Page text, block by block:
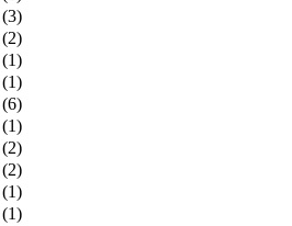
(3)
(2)
(1)
(1)
(6)
(1)
(2)
(2)
(1)
(1)